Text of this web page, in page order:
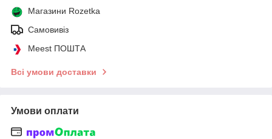
Магазини Rozetka
Самовивіз
Meest ПОШТА
Всі умови доставки
Умови оплати